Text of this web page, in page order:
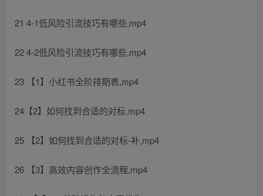
21 4-1低风险引流技巧有哪些,mp4
22 4-2低风险引流技巧有哪些,mp4
23 【1】小红书全阶排期表,mp4
24【2】如何找到合适的对标,mp4
25 【2】如何找到合适的对标-补,mp4
26 【3】高效内容创作全流程,mp4